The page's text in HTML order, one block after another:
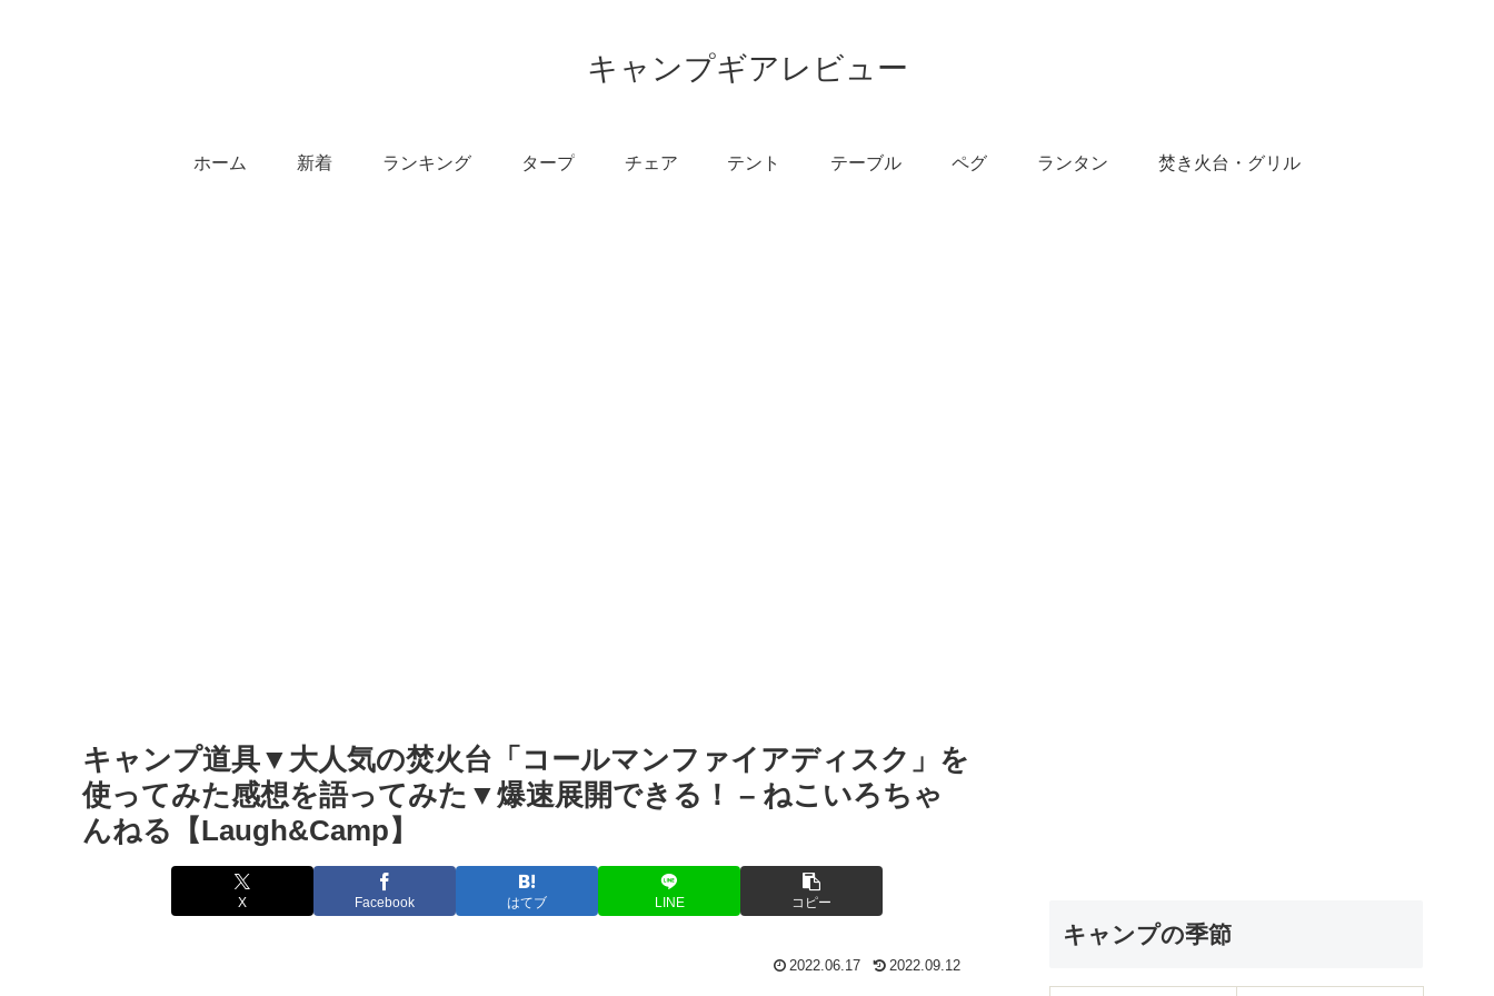
キャンプギアレビュー
ホーム 新着 ランキング タープ チェア テント テーブル ペグ ランタン 焚き火台・グリル
キャンプ道具▼大人気の焚火台「コールマンファイアディスク」を
使ってみた感想を語ってみた▼爆速展開できる！ – ねこいろちゃ
んねる【Laugh&Camp】
X Facebook はてブ LINE コピー
2022.06.17 2022.09.12
キャンプの季節